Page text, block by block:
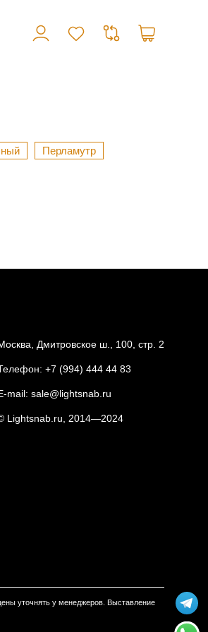
Перламутр
Дмитровское ш., 100, стр. 2
+7 (994) 444 44 83
mail: sale@lightsnab.ru
Lightsnab.ru, 2014—2024
уточнять у менеджеров. Выставление